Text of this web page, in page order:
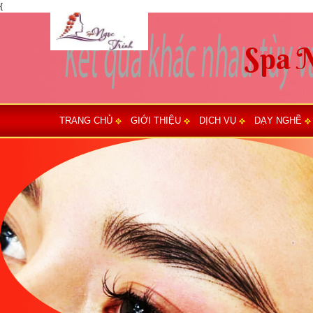
{
TRANG CHỦ GIỚI THIỆU DỊCH VỤ DẠY NGHỀ